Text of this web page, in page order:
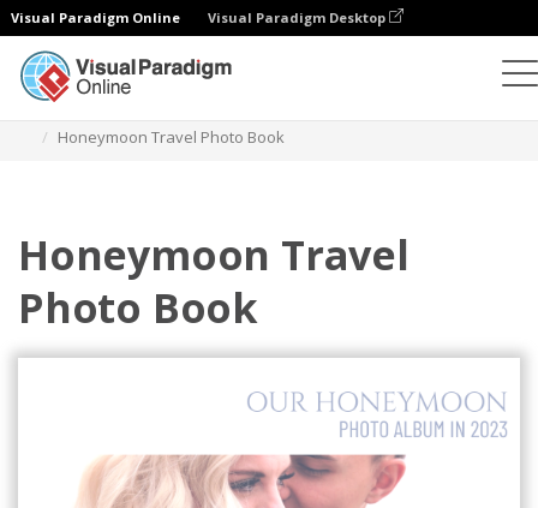
Visual Paradigm Online Visual Paradigm Desktop
Honeymoon Travel Photo Book
Honeymoon Travel
Photo Book